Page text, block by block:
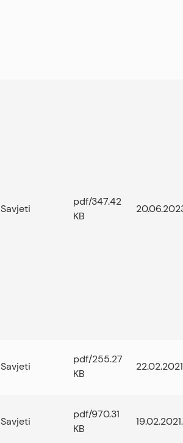
Savjeti
pdf/347.42
KB
Savjeti
pdf/255.27
KB
Savjeti
pdf/970.31
KB
19.02.2021.